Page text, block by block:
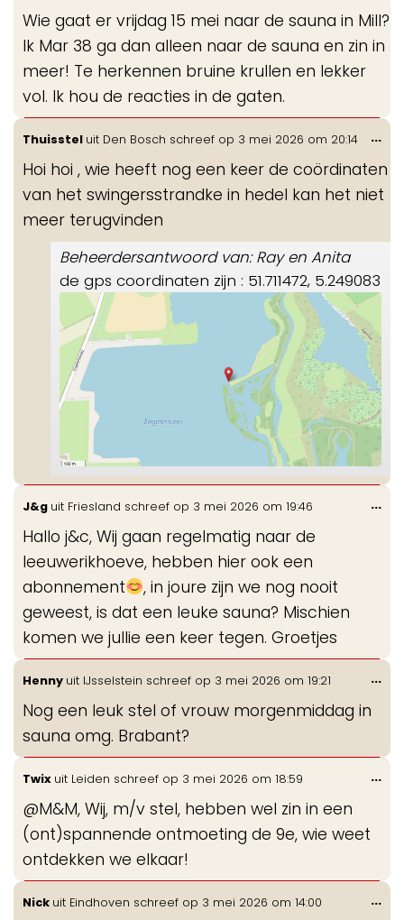
Wie gaat er vrijdag 15 mei naar de sauna in Mill?
Ik Mar 38 ga dan alleen naar de sauna en zin in
meer! Te herkennen bruine krullen en lekker
vol. Ik hou de reacties in de gaten.
Thuisstel uit Den Bosch schreef op 3 mei 2026 om 20:14
Hoi hoi , wie heeft nog een keer de coördinaten
van het swingersstrandke in hedel kan het niet
meer terugvinden
Beheerdersantwoord van: Ray en Anita
de gps coordinaten zijn : 51.711472, 5.249083
...
J&g uit Friesland schreef op 3 mei 2026 om 19:46
Hallo j&c, Wij gaan regelmatig naar de
leeuwerikhoeve, hebben hier ook een
abonnement
, in joure zijn we nog nooit
geweest, is dat een leuke sauna? Mischien
komen we jullie een keer tegen. Groetjes
...
Henny uit IJsselstein schreef op 3 mei 2026 om 19:21
Nog een leuk stel of vrouw morgenmiddag in
sauna omg. Brabant?
...
Twix uit Leiden schreef op 3 mei 2026 om 18:59
@M&M, Wij, m/v stel, hebben wel zin in een
(ont)spannende ontmoeting de 9e, wie weet
ontdekken we elkaar!
...
Nick uit Eindhoven schreef op 3 mei 2026 om 14:00 ...